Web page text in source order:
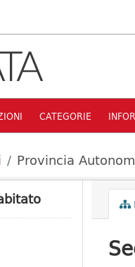
CATEGORIE
Provincia